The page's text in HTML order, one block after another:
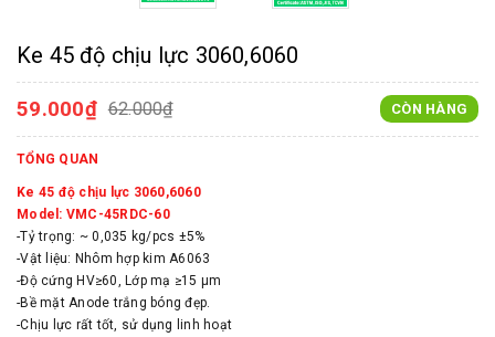
Ke 45 độ chịu lực 3060,6060
59.000₫ 62.000₫ CÒN HÀNG
TỔNG QUAN
Ke 45 độ chịu lực 3060,6060
Model: VMC-45RDC-60
-Tỷ trọng: ~ 0,035 kg/pcs ±5%
-Vật liệu: Nhôm hợp kim A6063
-Độ cứng HV≥60, Lớp mạ ≥15 μm
-Bề mặt Anode trắng bóng đẹp.
-Chịu lực rất tốt, sử dụng linh hoạt